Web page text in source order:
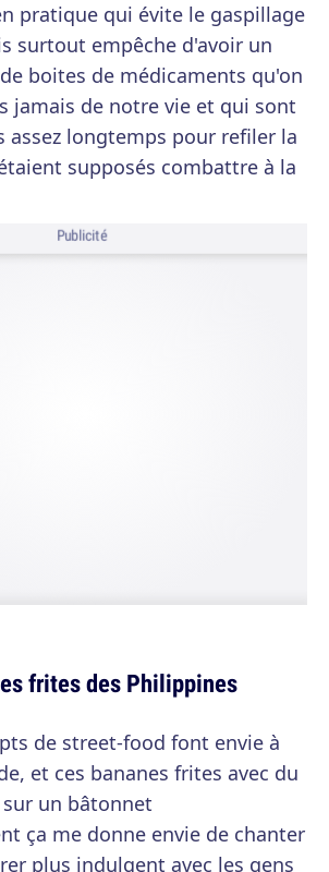
pratique qui évite le gaspillage
surtout empêche d'avoir un
boites de médicaments qu'on
jamais de notre vie et qui sont
assez longtemps pour refiler la
supposés combattre à la
Publicité
frites des Philippines
de street-food font envie à
et ces bananes frites avec du
un bâtonnet
ça me donne envie de chanter
plus indulgent avec les gens